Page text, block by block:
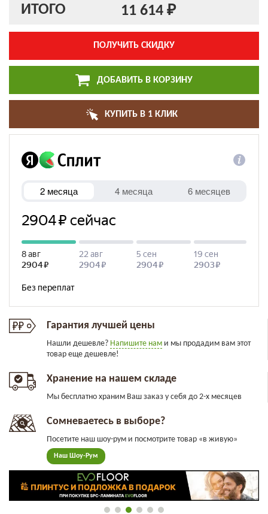
ИТОГО 11 614 ₽
ПОЛУЧИТЬ СКИДКУ
ДОБАВИТЬ В КОРЗИНУ
КУПИТЬ В 1 КЛИК
Гарантия лучшей цены
Нашли дешевле? Напишите нам и мы продадим вам этот
товар еще дешевле!
Хранение на нашем складе
Мы бесплатно храним Ваш заказ у себя до 2-х месяцев
Сомневаетесь в выборе?
Посетите наш шоу-рум и посмотрите товар «в живую»
Наш Шоу-Рум